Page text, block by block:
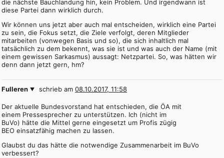
die nächste Bauchlandung hin, kein Problem. Und irgendwann ist
diese Partei dann wirklich durch.
Wir können uns jetzt aber auch mal entscheiden, wirklich eine Partei
zu sein, die Fokus setzt, die Ziele verfolgt, deren Mitglieder
mitarbeiten (vonwegen Basis und so), die sich inhaltlich mal
tatsächlich zu dem bekennt, was sie ist und was auch der Name (mit
einem gewissen Sarkasmus) aussagt: Netzpartei. So, was hätten wir
denn dann jetzt gern, hm?
Fulleren schrieb am 08.10.2017, 11:58
Der aktuelle Bundesvorstand hat entschieden, die ÖA mit
einem Pressesprecher zu unterstützen. Ich (nicht im
BuVo) hätte die Mittel gerne eingesetzt um Profis zügig
BEO einsatzfähig machen zu lassen.
Glaubst du das hätte die notwendige Zusammenarbeit im BuVo
verbessert?